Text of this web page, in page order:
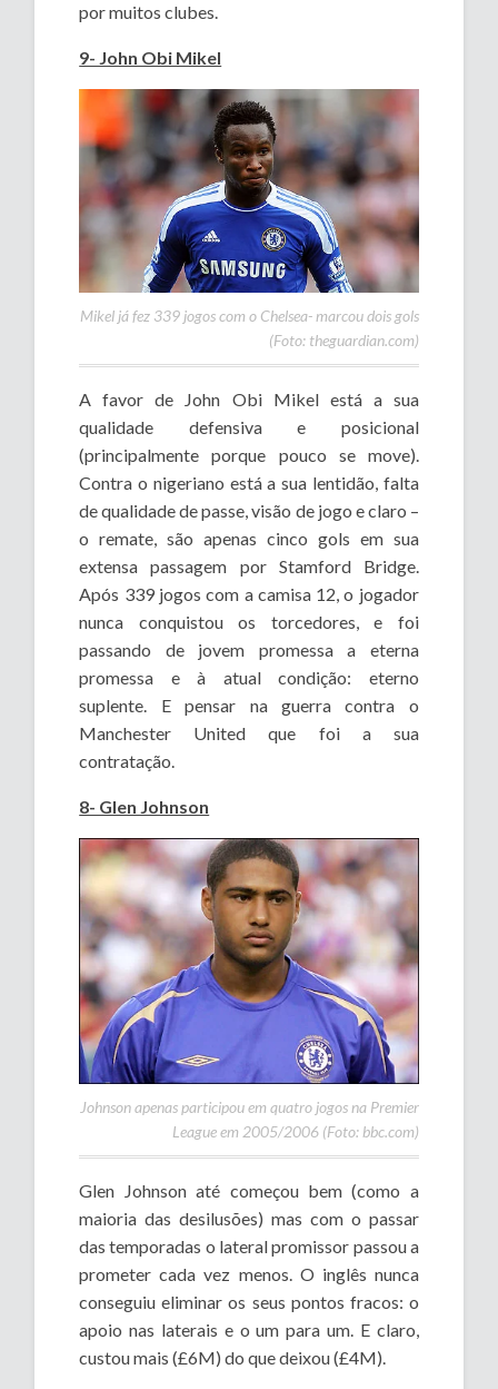
por muitos clubes.
9- John Obi Mikel
Mikel já fez 339 jogos com o Chelsea- marcou dois gols
(Foto: theguardian.com)
A favor de John Obi Mikel está a sua
qualidade defensiva e posicional
(principalmente porque pouco se move).
Contra o nigeriano está a sua lentidão, falta
de qualidade de passe, visão de jogo e claro –
o remate, são apenas cinco gols em sua
extensa passagem por Stamford Bridge.
Após 339 jogos com a camisa 12, o jogador
nunca conquistou os torcedores, e foi
passando de jovem promessa a eterna
promessa e à atual condição: eterno
suplente. E pensar na guerra contra o
Manchester United que foi a sua
contratação.
8- Glen Johnson
Johnson apenas participou em quatro jogos na Premier
League em 2005/2006 (Foto: bbc.com)
Glen Johnson até começou bem (como a
maioria das desilusões) mas com o passar
das temporadas o lateral promissor passou a
prometer cada vez menos. O inglês nunca
conseguiu eliminar os seus pontos fracos: o
apoio nas laterais e o um para um. E claro,
custou mais (£6M) do que deixou (£4M).